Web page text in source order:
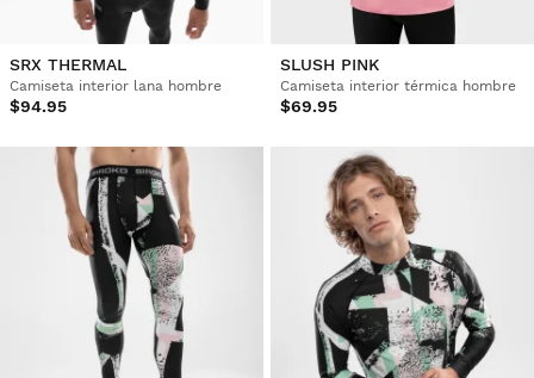
SRX THERMAL
Camiseta interior lana hombre
$94.95
SLUSH PINK
Camiseta interior térmica hombre
$69.95